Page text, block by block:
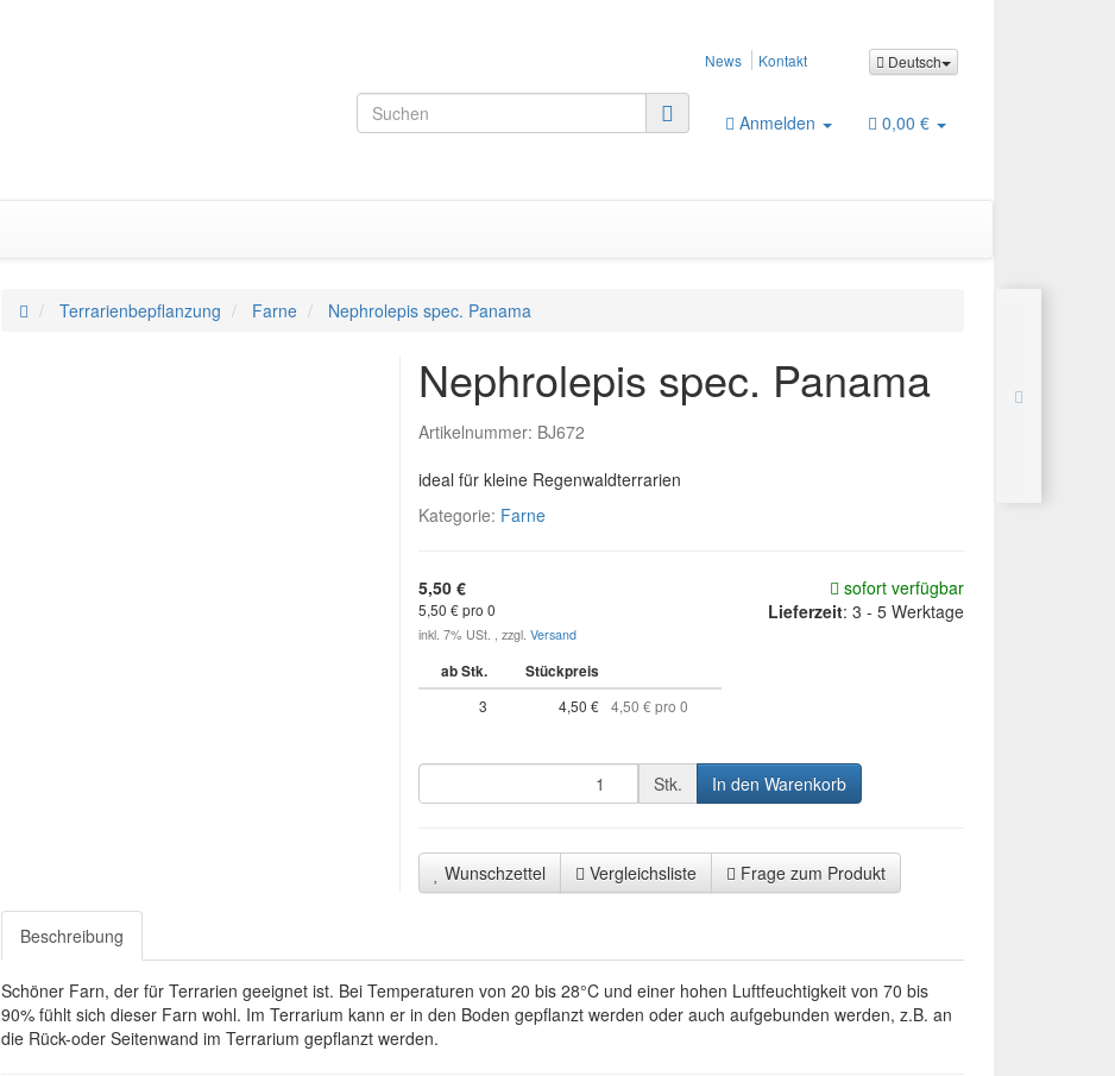
Deutsch
News Kontakt
Anmelden 0,00 €
Terrarienbepflanzung Farne Nephrolepis spec. Panama
Nephrolepis spec. Panama
Artikelnummer: BJ672
ideal für kleine Regenwaldterrarien
Kategorie: Farne
5,50 €
5,50 € pro 0
inkl. 7% USt. , zzgl. Versand
ab Stk.
Stückpreis
3
4,50 € 4,50 € pro 0
sofort verfügbar
Lieferzeit: 3 - 5 Werktage
Stk. In den Warenkorb
Wunschzettel Vergleichsliste Frage zum Produkt
Beschreibung
Schöner Farn, der für Terrarien geeignet ist. Bei Temperaturen von 20 bis 28°C und einer hohen Luftfeuchtigkeit von 70 bis
90% fühlt sich dieser Farn wohl. Im Terrarium kann er in den Boden gepflanzt werden oder auch aufgebunden werden, z.B. an
die Rück-oder Seitenwand im Terrarium gepflanzt werden.